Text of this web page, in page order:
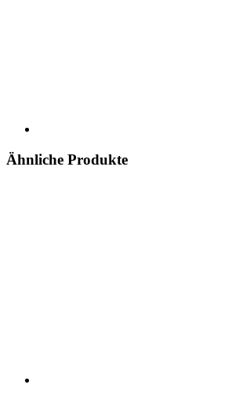
Ähnliche Produkte